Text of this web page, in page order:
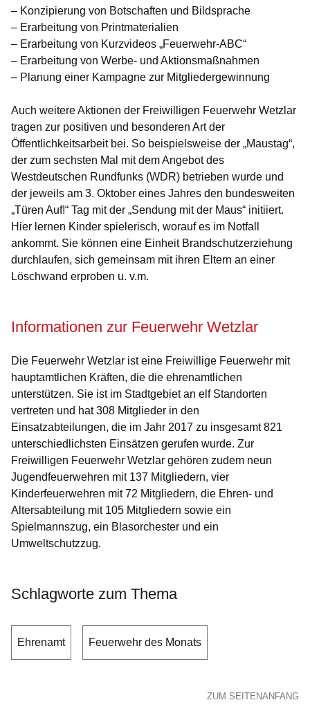
– Konzipierung von Botschaften und Bildsprache
– Erarbeitung von Printmaterialien
– Erarbeitung von Kurzvideos „Feuerwehr-ABC“
– Erarbeitung von Werbe- und Aktionsmaßnahmen
– Planung einer Kampagne zur Mitgliedergewinnung
Auch weitere Aktionen der Freiwilligen Feuerwehr Wetzlar
tragen zur positiven und besonderen Art der
Öffentlichkeitsarbeit bei. So beispielsweise der „Maustag“,
der zum sechsten Mal mit dem Angebot des
Westdeutschen Rundfunks (WDR) betrieben wurde und
der jeweils am 3. Oktober eines Jahres den bundesweiten
„Türen Auf!“ Tag mit der „Sendung mit der Maus“ initiiert.
Hier lernen Kinder spielerisch, worauf es im Notfall
ankommt. Sie können eine Einheit Brandschutzerziehung
durchlaufen, sich gemeinsam mit ihren Eltern an einer
Löschwand erproben u. v.m.
Informationen zur Feuerwehr Wetzlar
Die Feuerwehr Wetzlar ist eine Freiwillige Feuerwehr mit
hauptamtlichen Kräften, die die ehrenamtlichen
unterstützen. Sie ist im Stadtgebiet an elf Standorten
vertreten und hat 308 Mitglieder in den
Einsatzabteilungen, die im Jahr 2017 zu insgesamt 821
unterschiedlichsten Einsätzen gerufen wurde. Zur
Freiwilligen Feuerwehr Wetzlar gehören zudem neun
Jugendfeuerwehren mit 137 Mitgliedern, vier
Kinderfeuerwehren mit 72 Mitgliedern, die Ehren- und
Altersabteilung mit 105 Mitgliedern sowie ein
Spielmannszug, ein Blasorchester und ein
Umweltschutzzug.
Schlagworte zum Thema
Ehrenamt Feuerwehr des Monats
ZUM SEITENANFANG